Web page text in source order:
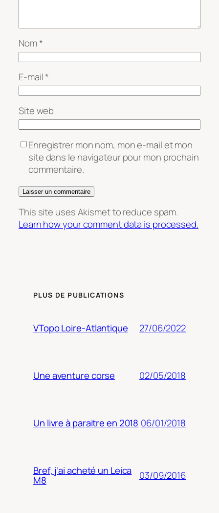
Nom*
E-mail*
Site web
Enregistrer mon nom, mon e-mail et mon
site dans le navigateur pour mon prochain
commentaire.
This site uses Akismet to reduce spam.
Learn how your comment data is processed.
PLUS DE PUBLICATIONS
VTopo Loire-Atlantique 27/06/2022
Une aventure corse 02/05/2018
Un livre à paraitre en 2018 06/01/2018
Bref, j’ai acheté un Leica
M8 03/09/2016